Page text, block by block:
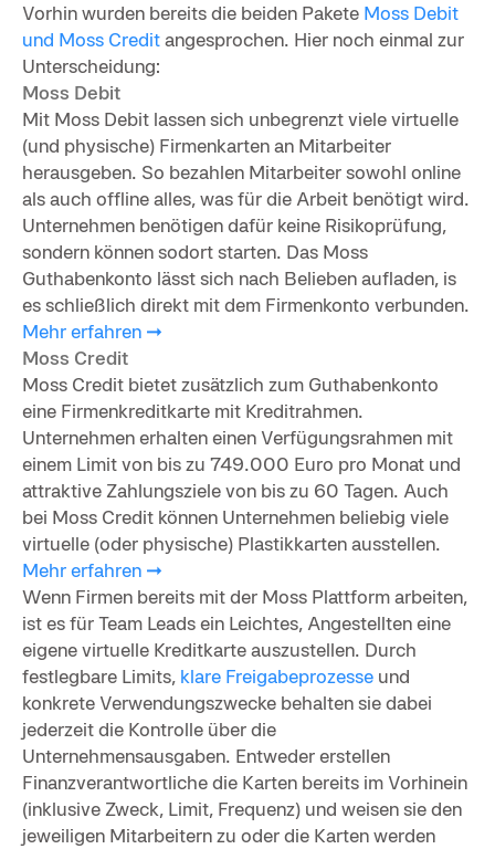
Vorhin wurden bereits die beiden Pakete Moss Debit
und Moss Creditangesprochen. Hier noch einmal zur
Unterscheidung:
Moss Debit
Mit Moss Debit lassen sich unbegrenzt viele virtuelle
(und physische) Firmenkarten an Mitarbeiter
herausgeben. So bezahlen Mitarbeiter sowohl online
als auch offline alles, was für die Arbeit benötigt wird.
Unternehmen benötigen dafür keine Risikoprüfung,
sondern können sodort starten. Das Moss
Guthabenkonto lässt sich nach Belieben aufladen, is
es schließlich direkt mit dem Firmenkonto verbunden.
Mehr erfahren ➞
Moss Credit
Moss Credit bietet zusätzlich zum Guthabenkonto
eine Firmenkreditkarte mit Kreditrahmen.
Unternehmen erhalten einen Verfügungsrahmen mit
einem Limit von bis zu 749.000 Euro pro Monat und
attraktive Zahlungsziele von bis zu 60 Tagen. Auch
bei Moss Credit können Unternehmen beliebig viele
virtuelle (oder physische) Plastikkarten ausstellen.
Mehr erfahren ➞
Wenn Firmen bereits mit der Moss Plattform arbeiten,
ist es für Team Leads ein Leichtes, Angestellten eine
eigene virtuelle Kreditkarte auszustellen. Durch
festlegbare Limits, klare Freigabeprozesse und
konkrete Verwendungszwecke behalten sie dabei
jederzeit die Kontrolle über die
Unternehmensausgaben. Entweder erstellen
Finanzverantwortliche die Karten bereits im Vorhinein
(inklusive Zweck, Limit, Frequenz) und weisen sie den
jeweiligen Mitarbeitern zu oder die Karten werden